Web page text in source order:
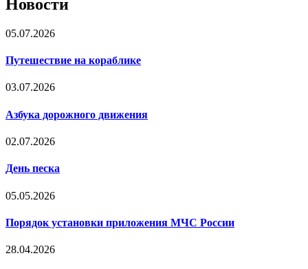
Новости
05.07.2026
Путешествие на кораблике
03.07.2026
Азбука дорожного движения
02.07.2026
День песка
05.05.2026
Порядок установки приложения МЧС России
28.04.2026